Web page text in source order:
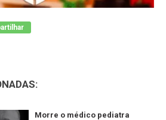
Morre o médico pediatra